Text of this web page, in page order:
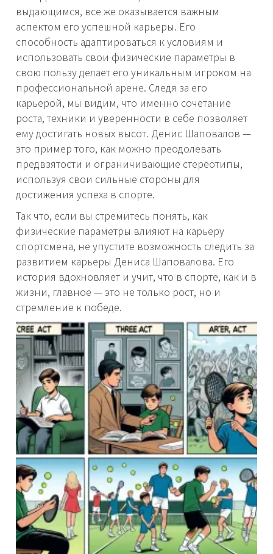
выдающимся, все же оказывается важным
аспектом его успешной карьеры. Его
способность адаптироваться к условиям и
использовать свои физические параметры в
свою пользу делает его уникальным игроком на
профессиональной арене. Следя за его
карьерой, мы видим, что именно сочетание
роста, техники и уверенности в себе позволяет
ему достигать новых высот. Денис Шаповалов —
это пример того, как можно преодолевать
предвзятости и ограничивающие стереотипы,
используя свои сильные стороны для
достижения успеха в спорте.
Так что, если вы стремитесь понять, как
физические параметры влияют на карьеру
спортсмена, не упустите возможность следить за
развитием карьеры Дениса Шаповалова. Его
история вдохновляет и учит, что в спорте, как и в
жизни, главное — это не только рост, но и
стремление к победе.